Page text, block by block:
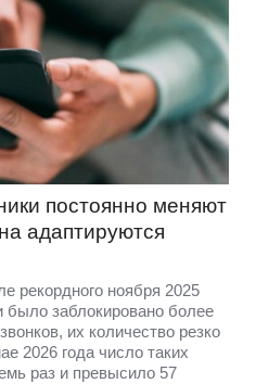
постоянно меняют
адаптируются
рекордного ноября 2025
было заблокировано более
их количество резко
2026 года число таких
раз и превысило 57